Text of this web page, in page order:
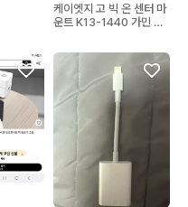
케이엣지 고 빅 온 센터 마
운트 K13-1440 가민 고